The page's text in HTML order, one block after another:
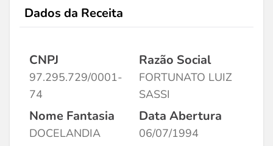
Dados da Receita
CNPJ
97.295.729/0001-
74
Razão Social
FORTUNATO LUIZ
SASSI
Nome Fantasia
DOCELANDIA
Data Abertura
06/07/1994